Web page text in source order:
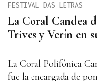
La Coral Candea
Trives y Verín en
FESTIVAL DAS LETRAS
La Coral Polifónica
fue la encargada de